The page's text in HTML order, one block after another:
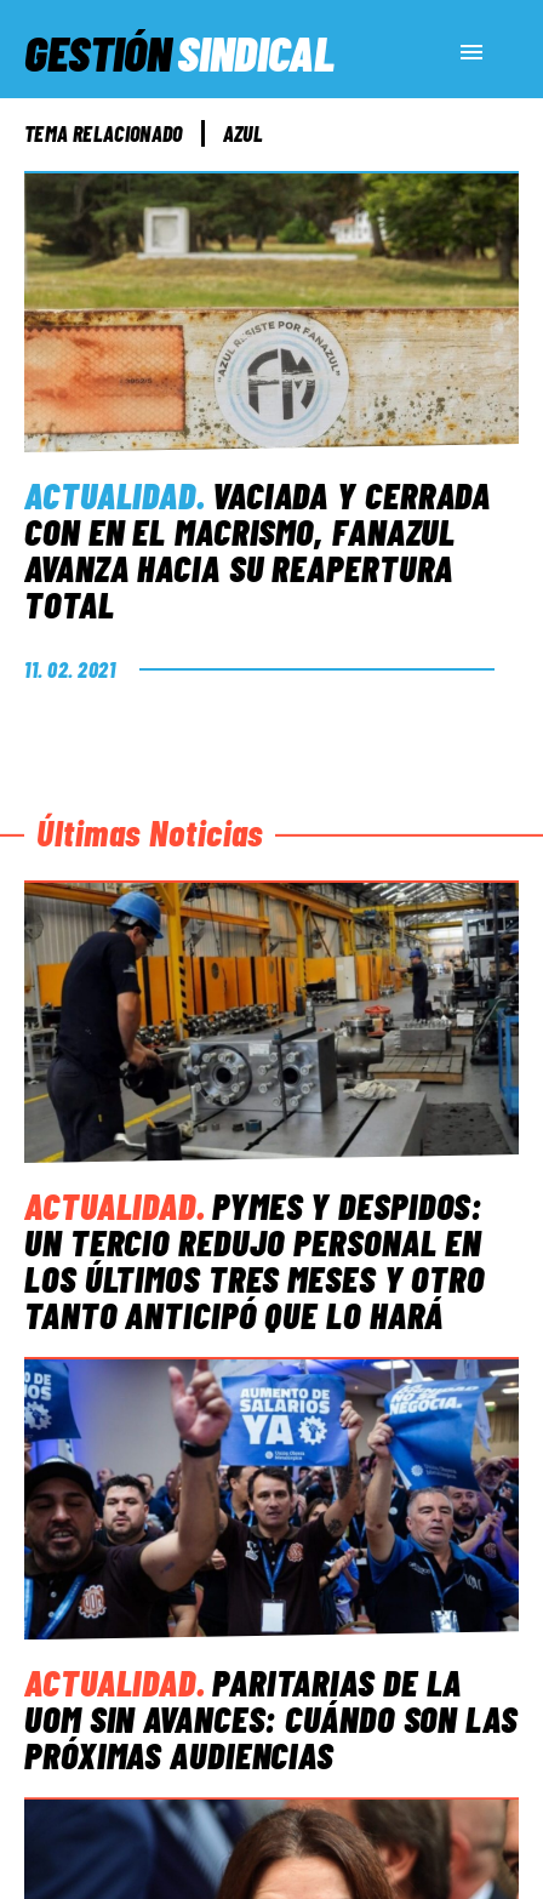
GESTIÓNSINDICAL
ACTUALIDAD
SERVICIOS SOCIALES
INFORMES ESPECIALES
FUERA DE MEGÁFONO
EL LADO «G»
TEMA RELACIONADO AZUL
ACTUALIDAD. VACIADA Y CERRADA
CON EN EL MACRISMO, FANAZUL
AVANZA HACIA SU REAPERTURA
TOTAL
11. 02. 2021
Últimas Noticias
ACTUALIDAD.PYMES Y DESPIDOS:
UN TERCIO REDUJO PERSONAL EN
LOS ÚLTIMOS TRES MESES Y OTRO
TANTO ANTICIPÓ QUE LO HARÁ
ACTUALIDAD.PARITARIAS DE LA
UOM SIN AVANCES: CUÁNDO SON LAS
PRÓXIMAS AUDIENCIAS